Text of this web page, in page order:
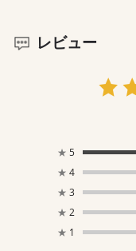
レビュー
★ 5
★ 4
★ 3
★ 2
★ 1